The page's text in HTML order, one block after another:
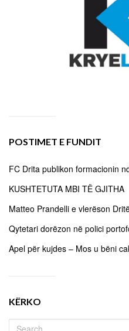
POSTIMET E FUNDIT
FC Drita publikon formacionin
KUSHTETUTA MBI TË GJITHA
Matteo Prandelli e vlerëson
Qytetari dorëzon në polici
Apel për kujdes – Mos u bëni
KËRKO